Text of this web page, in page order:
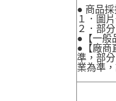
● 商品
１．圖
２．部
●【一般
●【廠商
準，部
業為準